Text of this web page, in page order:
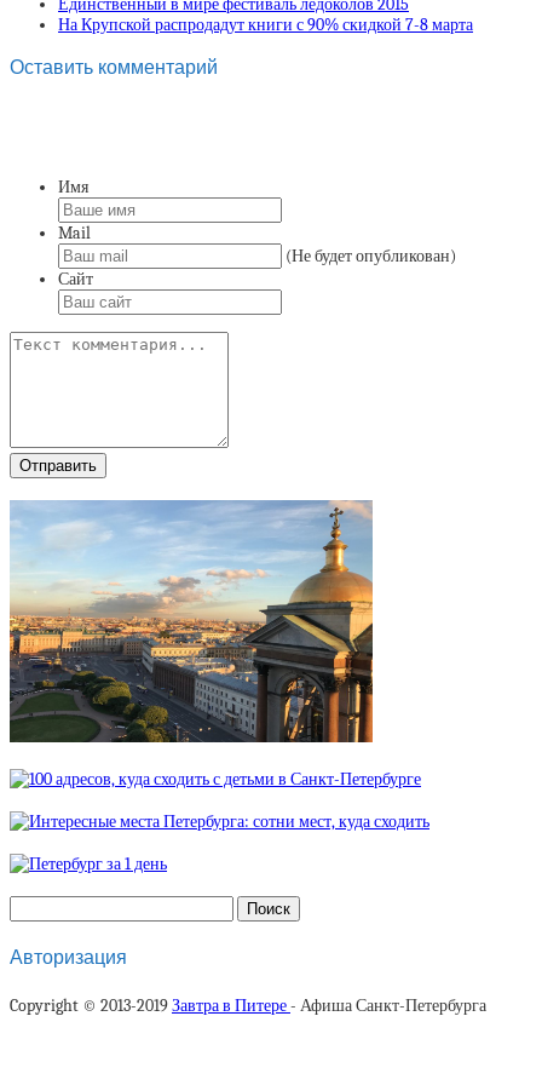
Единственный в мире фестиваль ледоколов 2015
На Крупской распродадут книги с 90% скидкой 7-8 марта
Оставить комментарий
Имя
Mail
(Не будет опубликован)
Сайт
Авторизация
Copyright © 2013-2019Завтра в Питере- Афиша Санкт-Петербурга